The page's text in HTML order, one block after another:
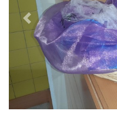
Previous